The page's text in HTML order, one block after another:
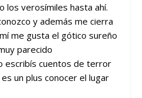
los verosímiles hasta ahí.
y además me cierra
me gusta el gótico sureño
parecido
escribís cuentos de terror
un plus conocer el lugar